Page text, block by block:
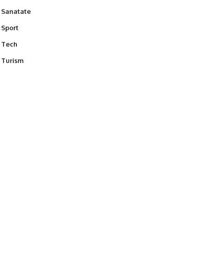
Sanatate
Sport
Tech
Turism